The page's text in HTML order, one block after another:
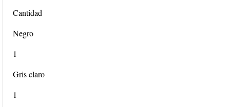
Cantidad
Negro
1
Gris claro
1